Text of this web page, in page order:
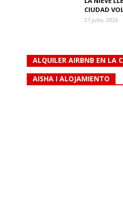
CIUDAD
27 julio, 2026
ALQUILER AIRBNB EN LA
AISHA I ALOJAMIENTO